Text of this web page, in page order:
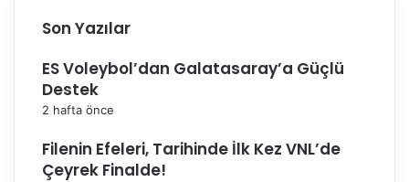
d
"
Son Yazılar
ES Voleybol’dan Galatasaray’a Güçlü
Destek
2 hafta önce
Filenin Efeleri, Tarihinde İlk Kez VNL’de
Çeyrek Finalde!